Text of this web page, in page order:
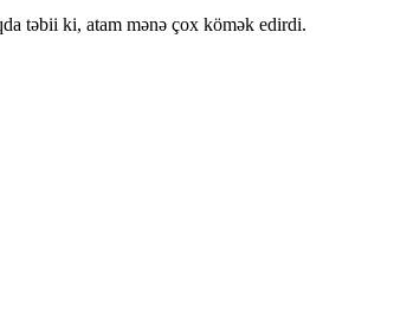
təbii ki, atam mənə çox kömək edirdi.